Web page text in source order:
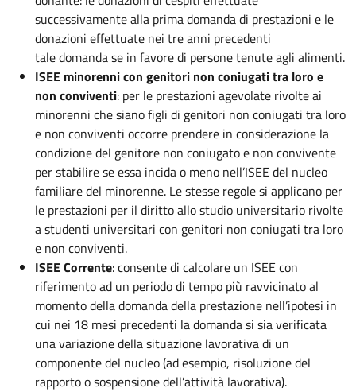
successivamente alla prima domanda di prestazioni e le
donazioni effettuate nei tre anni precedenti
tale domanda se in favore di persone tenute agli alimenti.
ISEE minorenni con genitori non coniugati tra loro e
non conviventi: per le prestazioni agevolate rivolte ai
minorenni che siano figli di genitori non coniugati tra loro
e non conviventi occorre prendere in considerazione la
condizione del genitore non coniugato e non convivente
per stabilire se essa incida o meno nell’ISEE del nucleo
familiare del minorenne. Le stesse regole si applicano per
le prestazioni per il diritto allo studio universitario rivolte
a studenti universitari con genitori non coniugati tra loro
e non conviventi.
ISEE Corrente: consente di calcolare un ISEE con
riferimento ad un periodo di tempo più ravvicinato al
momento della domanda della prestazione nell’ipotesi in
cui nei 18 mesi precedenti la domanda si sia verificata
una variazione della situazione lavorativa di un
componente del nucleo (ad esempio, risoluzione del
rapporto o sospensione dell’attività lavorativa).